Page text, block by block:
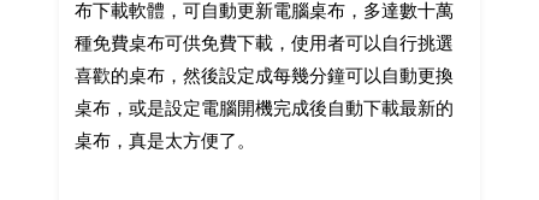
布下載軟體，可自動更新電腦桌布，多達數十萬
種免費桌布可供免費下載，使用者可以自行挑選
喜歡的桌布，然後設定成每幾分鐘可以自動更換
桌布，或是設定電腦開機完成後自動下載最新的
桌布，真是太方便了。